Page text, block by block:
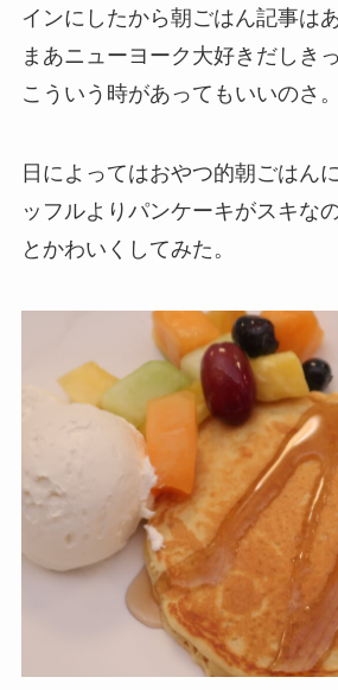
インにしたから朝ごはん記事は
まあニューヨーク大好きだしき
こういう時があってもいいのさ。
日によってはおやつ的朝ごはん
ッフルよりパンケーキがスキな
とかわいくしてみた。